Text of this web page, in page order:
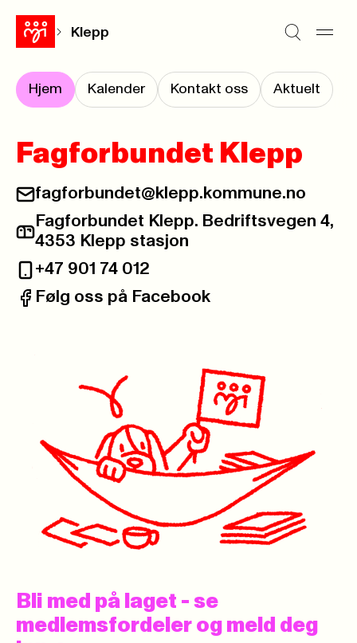
Klepp
Hjem Kalender Kontakt oss Aktuelt
Fagforbundet Klepp
E-post:
fagforbundet@klepp.kommune.no
Postadresse:
Fagforbundet Klepp. Bedriftsvegen 4,
4353 Klepp stasjon
Telefon:
+47 901 74 012
Facebook:
Følg oss på Facebook
Bli med på laget - se
medlemsfordeler og meld deg